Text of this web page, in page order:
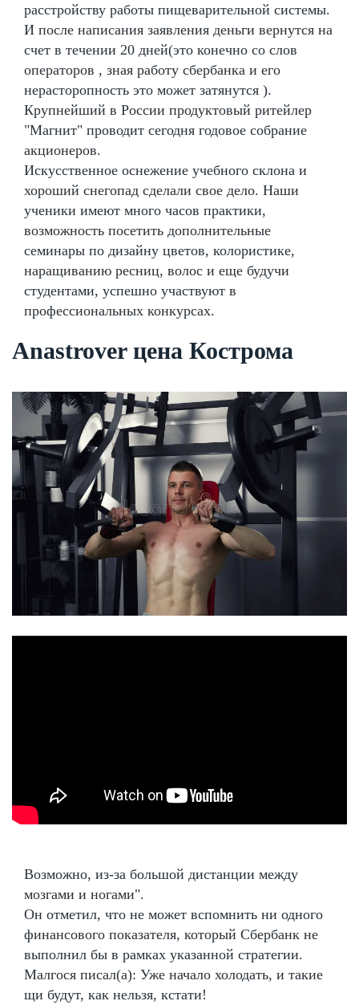
расстройству работы пищеварительной системы.
И после написания заявления деньги вернутся на
счет в течении 20 дней(это конечно со слов
операторов , зная работу сбербанка и его
нерасторопность это может затянутся ).
Крупнейший в России продуктовый ритейлер
"Магнит" проводит сегодня годовое собрание
акционеров.
Искусственное оснежение учебного склона и
хороший снегопад сделали свое дело. Наши
ученики имеют много часов практики,
возможность посетить дополнительные
семинары по дизайну цветов, колористике,
наращиванию ресниц, волос и еще будучи
студентами, успешно участвуют в
профессиональных конкурсах.
Anastrover цена Кострома
Возможно, из-за большой дистанции между
мозгами и ногами".
Он отметил, что не может вспомнить ни одного
финансового показателя, который Сбербанк не
выполнил бы в рамках указанной стратегии.
Малгося писал(а): Уже начало холодать, и такие
щи будут, как нельзя, кстати!